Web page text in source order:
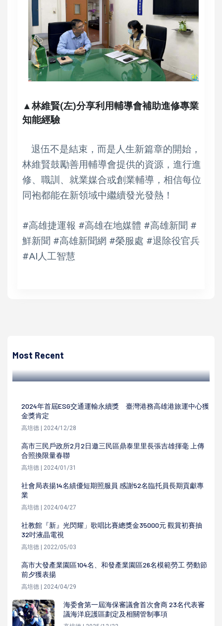
▲林維賢(左)分享利用輔導會補助進修專業
知能經驗
退伍不是結束，而是人生新篇章的開始，
林維賢鼓勵善用輔導會提供的資源，進行進
修、職訓、就業媒合或創業輔導，相信每位
同袍都能在新領域中繼續發光發熱！
#高雄捷運報 #高雄在地媒體 #高雄新聞 #
鮮新聞 #高雄新聞網 #榮服處 #退除役官兵
#AI人工智慧
Most Recent
里停水23至28小時
2024年首屆ESG交通運輸永續獎 臺灣港務高雄港旅運中心獲
金獎肯定
高培德 | 2024/12/28
高市三民戶政所2月2日邀三民區鼎泰里里長張吉雄揮毫 上傳
合照換限量春聯
高培德 | 2024/01/31
社會局表揚14名績優短期照服員 感謝52名臨托員長期貢獻專
業
高培德 | 2024/04/27
社教館『新』光閃耀」歌唱比賽總獎金35000元 觀賞初賽抽
32吋液晶電視
高培德 | 2022/05/03
高市大發產業園區104名、和發產業園區26名模範勞工 勞動節
前夕獲表揚
高培德 | 2024/04/29
海委會第一屆海保審議會首次會商 23名代表審
議海洋庇護區劃定及相關管制事項